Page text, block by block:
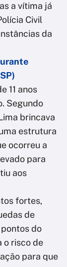
a vítima já
Civil
da
11 anos
Segundo
brincava
estrutura
ocorreu a
para
aos
fortes,
de
do
o risco de
para que